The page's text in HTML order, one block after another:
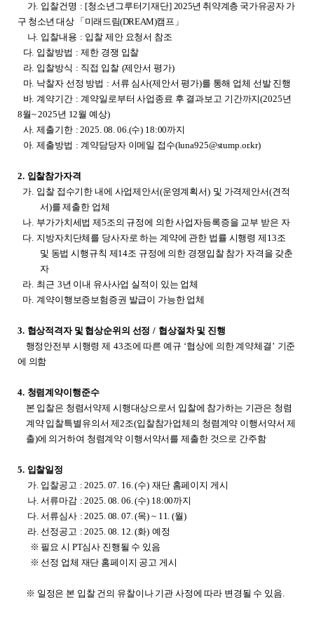
가. 입찰건명 : [청소년그루터기재단] 2025년 취약계층 국가유공자 가
구 청소년 대상 「미래드림(DREAM)캠프」
나. 입찰내용 : 입찰 제안 요청서 참조
다. 입찰방법 : 제한 경쟁 입찰
라. 입찰방식 : 직접 입찰 (제안서 평가)
마. 낙찰자 선정 방법 : 서류 심사(제안서 평가)를 통해 업체 선발 진행
바. 계약기간 : 계약일로부터 사업종료 후 결과보고 기간까지(2025년
8월~ 2025년 12월 예상)
사. 제출기한 : 2025. 08. 06.(수) 18:00까지
아. 제출방법 : 계약담당자 이메일 접수(luna925@stump.or.kr)
2. 입찰참가자격
가. 입찰 접수기한 내에 사업제안서(운영계획서) 및 가격제안서(견적
서)를 제출한 업체
나. 부가가치세법 제5조의 규정에 의한 사업자등록증을 교부 받은 자
다. 지방자치단체를 당사자로 하는 계약에 관한 법률 시행령 제13조
및 동법 시행규칙 제14조 규정에 의한 경쟁입찰 참가 자격을 갖춘
자
라. 최근 3년 이내 유사사업 실적이 있는 업체
마. 계약이행보증보험증권 발급이 가능한 업체
3. 협상적격자 및 협상순위의 선정 / 협상절차 및 진행
행정안전부 시행령 제 43조에 따른 예규 ‘협상에 의한 계약체결’ 기준
에 의함
4. 청렴계약이행준수
본 입찰은 청렴서약제 시행대상으로서 입찰에 참가하는 기관은 청렴
계약 입찰특별유의서 제2조(입찰참가업체의 청렴계약 이행서약서 제
출)에 의거하여 청렴계약 이행서약서를 제출한 것으로 간주함
5. 입찰일정
가. 입찰공고 : 2025. 07. 16. (수) 재단 홈페이지 게시
나. 서류마감 : 2025. 08. 06. (수) 18:00까지
다. 서류심사 : 2025. 08. 07. (목) ~ 11. (월)
라. 선정공고 : 2025. 08. 12. (화) 예정
※ 필요 시 PT심사 진행될 수 있음
※ 선정 업체 재단 홈페이지 공고 게시
※ 일정은 본 입찰 건의 유찰이나 기관 사정에 따라 변경될 수 있음.